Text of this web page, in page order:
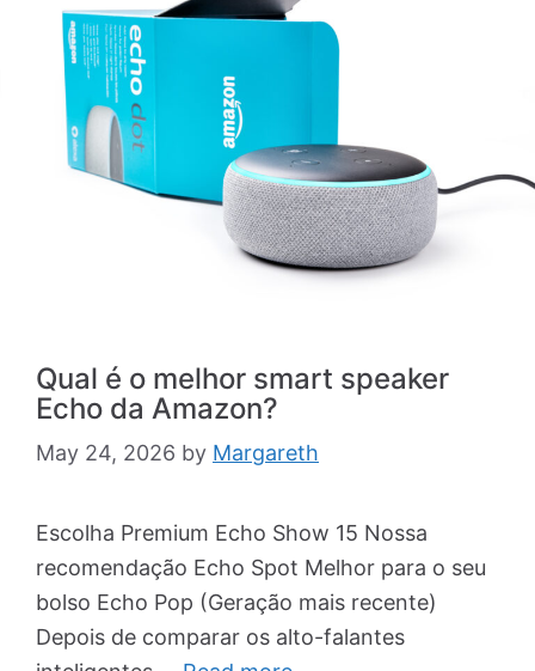
Qual é o melhor smart speaker
Echo da Amazon?
May 24, 2026 by Margareth
Escolha Premium Echo Show 15 Nossa
recomendação Echo Spot Melhor para o seu
bolso Echo Pop (Geração mais recente)
Depois de comparar os alto-falantes